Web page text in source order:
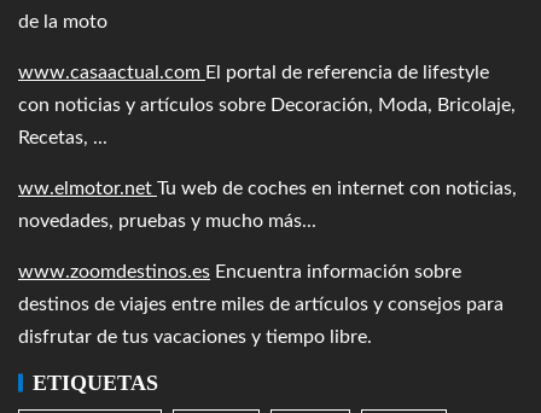
de la moto
www.casaactual.com El portal de referencia de lifestyle
con noticias y artículos sobre Decoración, Moda, Bricolaje,
Recetas, ...
ww.elmotor.net Tu web de coches en internet con noticias,
novedades, pruebas y mucho más...
www.zoomdestinos.es Encuentra información sobre
destinos de viajes entre miles de artículos y consejos para
disfrutar de tus vacaciones y tiempo libre.
ETIQUETAS